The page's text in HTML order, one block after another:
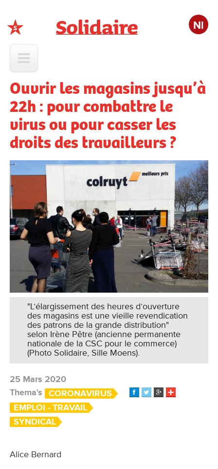
Nl
Ouvrir les magasins jusqu’à
22h : pour combattre le
virus ou pour casser les
droits des travailleurs ?
"L’élargissement des heures d’ouverture
des magasins est une vieille revendication
des patrons de la grande distribution"
selon Irène Pêtre (ancienne permanente
nationale de la CSC pour le commerce)
(Photo Solidaire, Sille Moens).
25 Mars 2020
Thema's
CORONAVIRUS
EMPLOI - TRAVAIL
SYNDICAL
Alice Bernard